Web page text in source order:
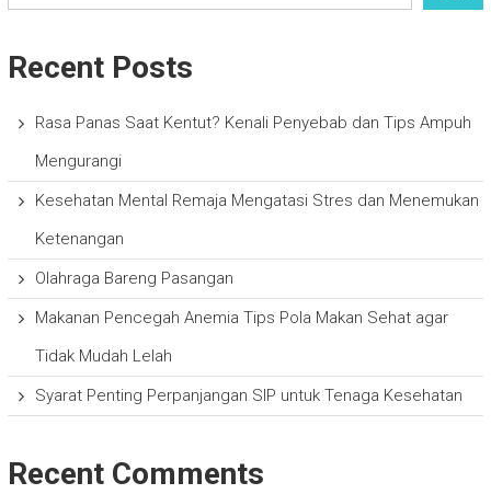
Recent Posts
Rasa Panas Saat Kentut? Kenali Penyebab dan Tips Ampuh
Mengurangi
Kesehatan Mental Remaja Mengatasi Stres dan Menemukan
Ketenangan
Olahraga Bareng Pasangan
Makanan Pencegah Anemia Tips Pola Makan Sehat agar
Tidak Mudah Lelah
Syarat Penting Perpanjangan SIP untuk Tenaga Kesehatan
Recent Comments